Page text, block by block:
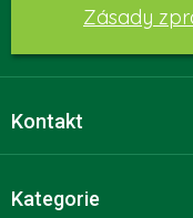
Zásady
Kontakt
Kategorie